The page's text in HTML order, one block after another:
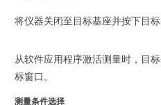
将仪器关闭至目标基座并按下目标
从软件应用程序激活测量时，目
标窗口。
测量条件选择